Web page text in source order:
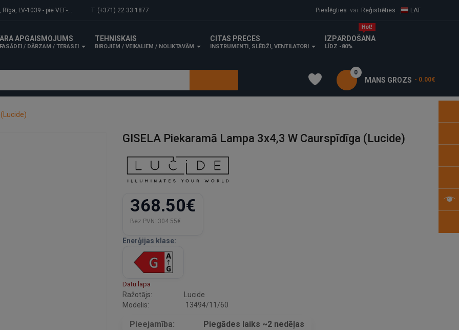
1039 - pie VEF-Gaisa tilta. T. (+371) 22 33 1877 Pieslēgties vai Reģistrēties LAT
ĀRA APGAISMOJUMS
FASĀDEI / DĀRZAM / TERASEI
TEHNISKAIS
BIROJIEM / VEIKALIEM / NOLIKTAVĀM
CITAS PRECES
INSTRUMENTI, SLĒDŽI, VENTILATORI
IZPĀRDOŠANA
LĪDZ -80%
MANS GROZS
0
- 0.00€
GISELA Piekaramā Lampa 3x4,3 W Caurspīdīga (Lucide)
368.50€
Bez PVN: 304.55€
Enerģijas klase:
Datu lapa
Ražotājs:
Lucide
Modelis:
13494/11/60
Pieejamība: Piegādes laiks ~2 nedēļas